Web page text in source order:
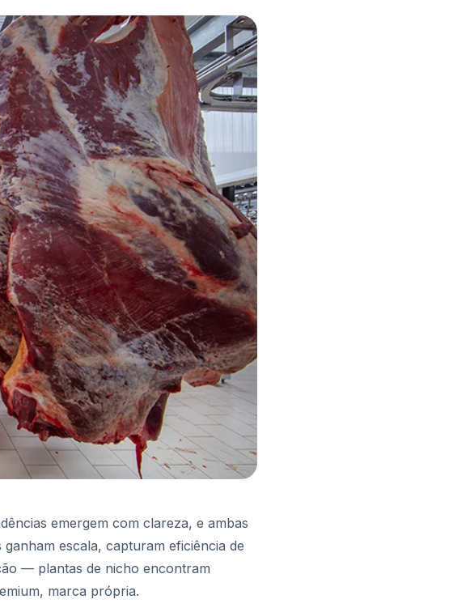
emergem com clareza, e ambas
escala, capturam eficiência de
— plantas de nicho encontram
marca própria.